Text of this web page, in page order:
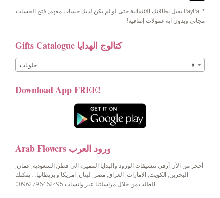
* PayPal يقبل بطاقتك الائتمانية حتى لو لم يكن لديك حساب معهم, فتح الحساب
مجاني وبدون اية عمولات إضافية!
Gifts Catalogue كتالوج الهدايا
× حلويات
Download App FREE!
Arab Flowers ورود العرب
أحجز من الآن أرقى تنسيقات الورود والهدايا المميزة الى قطر, السعودية, عمان,
البحرين, الكويت, الامارات, العراق, مصر, لبنان, امريكا و بريطانيا… يمكنك
الطلب من خلال مراسلتنا عبر واتساب 00962796462495